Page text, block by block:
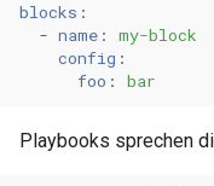
blocks :
- name :
my-block
config :
foo : bar
Playbooks sprechen